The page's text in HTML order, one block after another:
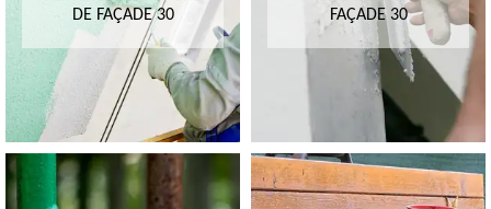
DE FAÇADE 30
FAÇADE 30